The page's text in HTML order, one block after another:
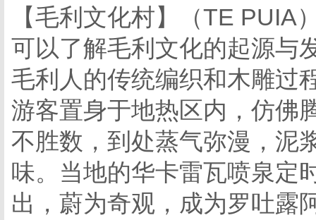
【毛利文化村】（TE PUIA
可以了解毛利文化的起源与
毛利人的传统编织和木雕过
游客置身于地热区内，仿佛
不胜数，到处蒸气弥漫，泥
味。当地的华卡雷瓦喷泉定
出，蔚为奇观，成为罗吐露